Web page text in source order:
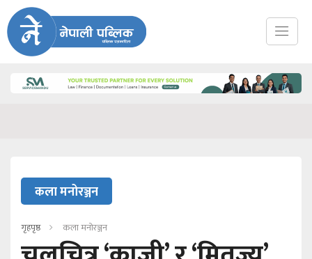
कला मनोरञ्जन
गृहपृष्ठ कला मनोरञ्जन